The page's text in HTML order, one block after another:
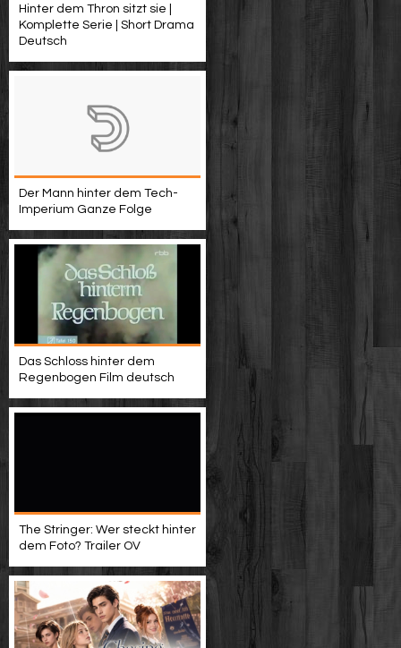
Hinter dem Thron sitzt sie |
Komplette Serie | Short Drama
Deutsch
Der Mann hinter dem Tech-
Imperium Ganze Folge
Das Schloss hinter dem
Regenbogen Film deutsch
The Stringer: Wer steckt hinter
dem Foto? Trailer OV